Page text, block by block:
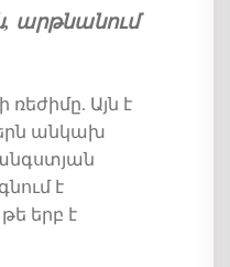
արթնանում
Այն է
անկախ
է
թե երբ է